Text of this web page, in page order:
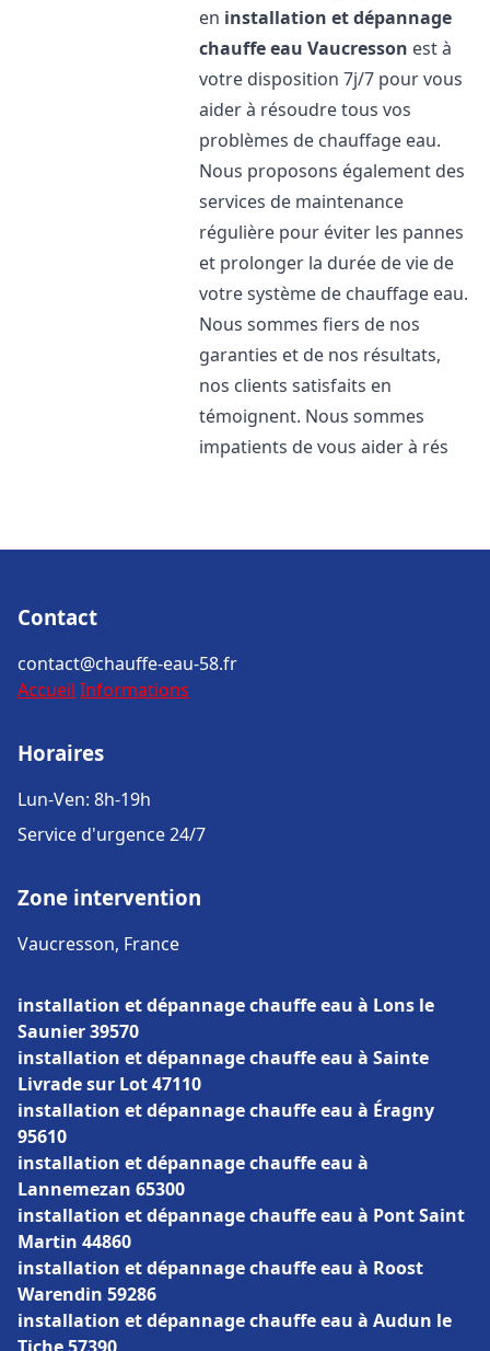
en installation et dépannage
chauffe eau Vaucresson est à
votre disposition 7j/7 pour vous
aider à résoudre tous vos
problèmes de chauffage eau.
Nous proposons également des
services de maintenance
régulière pour éviter les pannes
et prolonger la durée de vie de
votre système de chauffage eau.
Nous sommes fiers de nos
garanties et de nos résultats,
nos clients satisfaits en
témoignent. Nous sommes
impatients de vous aider à rés
Contact
contact@chauffe-eau-58.fr
Accueil Informations
Horaires
Lun-Ven: 8h-19h
Service d'urgence 24/7
Zone intervention
Vaucresson, France
installation et dépannage chauffe eau à Lons le
Saunier 39570
installation et dépannage chauffe eau à Sainte
Livrade sur Lot 47110
installation et dépannage chauffe eau à Éragny
95610
installation et dépannage chauffe eau à
Lannemezan 65300
installation et dépannage chauffe eau à Pont Saint
Martin 44860
installation et dépannage chauffe eau à Roost
Warendin 59286
installation et dépannage chauffe eau à Audun le